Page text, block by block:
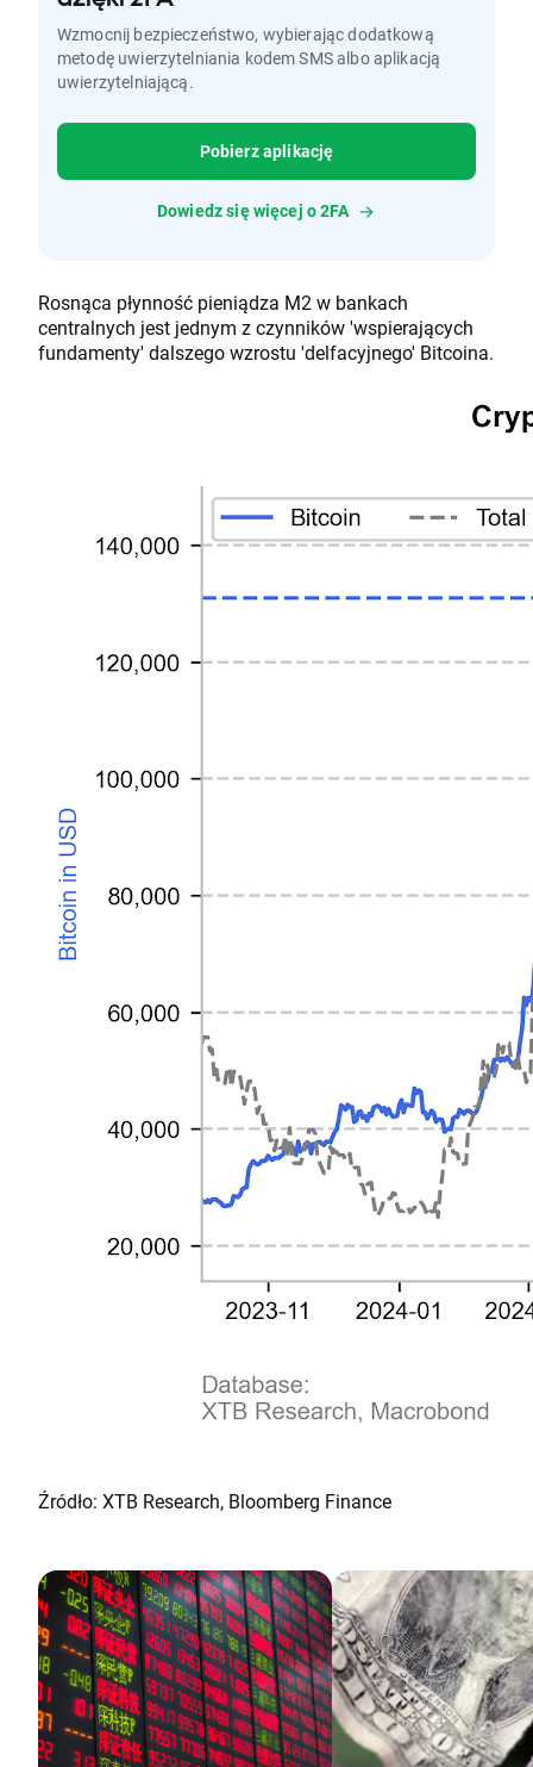
Wzmocnij bezpieczeństwo, wybierając dodatkową
metodę uwierzytelniania kodem SMS albo aplikacją
uwierzytelniającą.
Pobierz aplikację
Dowiedz się więcej o 2FA
Rosnąca płynność pieniądza M2 w bankach
centralnych jest jednym z czynników 'wspierających
fundamenty' dalszego wzrostu 'delfacyjnego' Bitcoina.
Źródło: XTB Research, Bloomberg Finance